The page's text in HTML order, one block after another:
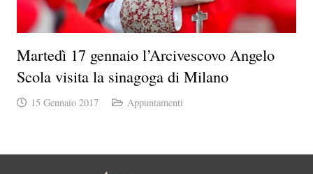
Martedì 17 gennaio l’Arcivescovo Angelo
Scola visita la sinagoga di Milano
15 Gennaio 2017 Appuntamenti